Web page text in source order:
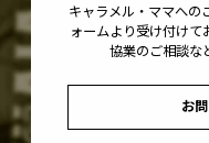
キャラメル・ママへの
ォームより受け付けて
協業のご相談な
お